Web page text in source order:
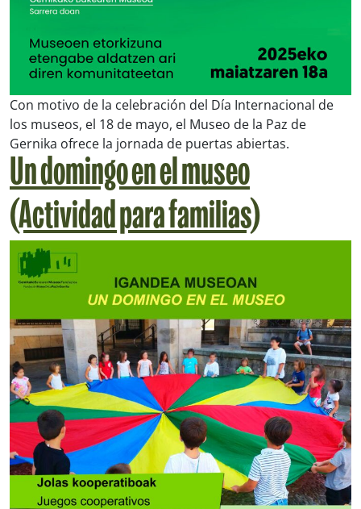
Con motivo de la celebración del Día Internacional de
los museos, el 18 de mayo, el Museo de la Paz de
Gernika ofrece la jornada de puertas abiertas.
Un domingo en el museo
(Actividad para familias)